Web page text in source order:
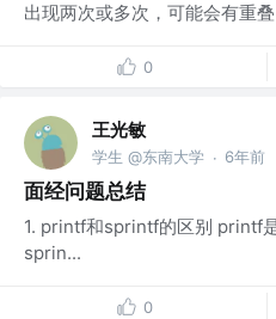
出现两次或多次，可能会有重
0
王光敏
学生 @东南大学 · 6年前
面经问题总结
1. printf和sprintf的区别 printf
sprin...
0